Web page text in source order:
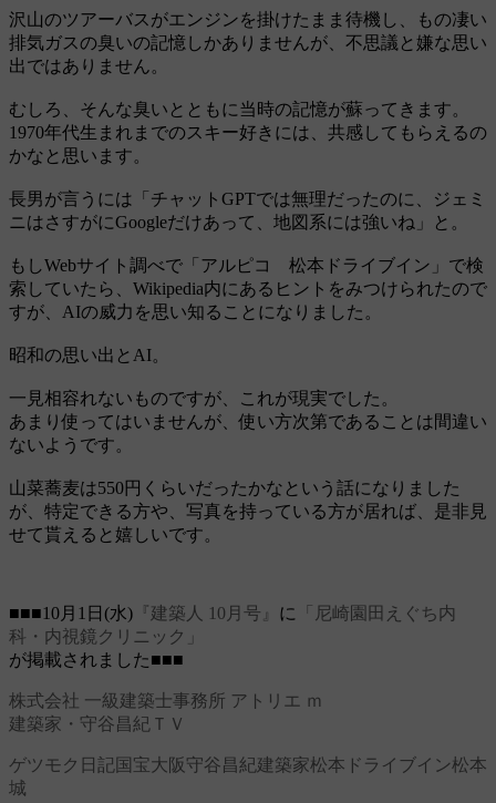
沢山のツアーバスがエンジンを掛けたまま待機し、もの凄い
排気ガスの臭いの記憶しかありませんが、不思議と嫌な思い
出ではありません。
むしろ、そんな臭いとともに当時の記憶が蘇ってきます。
1970年代生まれまでのスキー好きには、共感してもらえるの
かなと思います。
長男が言うには「チャットGPTでは無理だったのに、ジェミ
ニはさすがにGoogleだけあって、地図系には強いね」と。
もしWebサイト調べで「アルピコ 松本ドライブイン」で検
索していたら、Wikipedia内にあるヒントをみつけられたので
すが、AIの威力を思い知ることになりました。
昭和の思い出とAI。
一見相容れないものですが、これが現実でした。
あまり使ってはいませんが、使い方次第であることは間違い
ないようです。
山菜蕎麦は550円くらいだったかなという話になりました
が、特定できる方や、写真を持っている方が居れば、是非見
せて貰えると嬉しいです。
■■■10月1日(水) 『建築人 10月号』 に
「尼崎園田えぐち内
科・内視鏡クリニック」
が掲載されました■■■
株式会社 一級建築士事務所 アトリエ ｍ
建築家・守谷昌紀ＴＶ
ゲツモク日記国宝大阪守谷昌紀建築家松本ドライブイン松本
城